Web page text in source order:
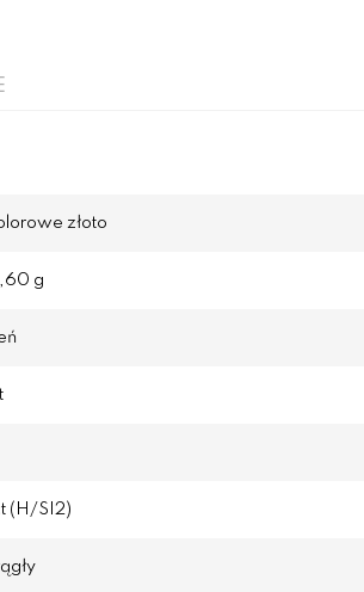
złoto
g
(H/SI2)